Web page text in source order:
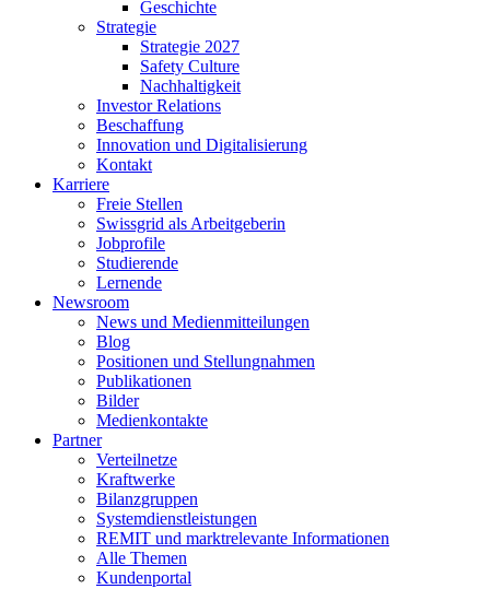
Geschichte
Strategie
Strategie 2027
Safety Culture
Nachhaltigkeit
Investor Relations
Beschaffung
Innovation und Digitalisierung
Kontakt
Karriere
Freie Stellen
Swissgrid als Arbeitgeberin
Jobprofile
Studierende
Lernende
Newsroom
News und Medienmitteilungen
Blog
Positionen und Stellungnahmen
Publikationen
Bilder
Medienkontakte
Partner
Verteilnetze
Kraftwerke
Bilanzgruppen
Systemdienstleistungen
REMIT und marktrelevante Informationen
Alle Themen
Kundenportal